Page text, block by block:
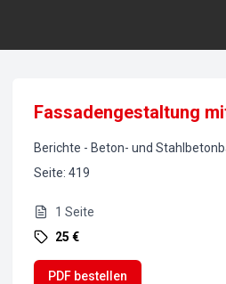
Fassadengestaltung
Berichte - Beton- und
Seite: 419
1 Seite
25 €
PDF bestellen